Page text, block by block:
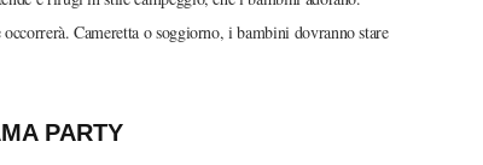
Cameretta o soggiorno, i bambini dovranno stare
PARTY